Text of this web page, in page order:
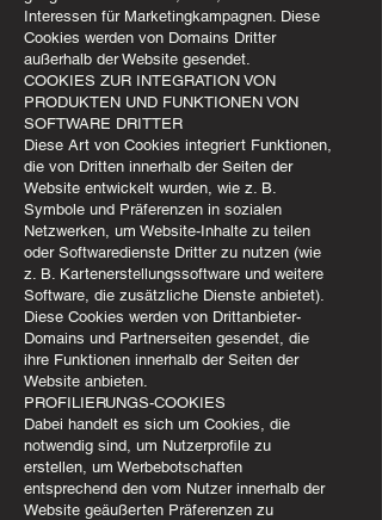
Interessen für Marketingkampagnen. Diese
Cookies werden von Domains Dritter
außerhalb der Website gesendet.
COOKIES ZUR INTEGRATION VON
PRODUKTEN UND FUNKTIONEN VON
SOFTWARE DRITTER
Diese Art von Cookies integriert Funktionen,
die von Dritten innerhalb der Seiten der
Website entwickelt wurden, wie z. B.
Symbole und Präferenzen in sozialen
Netzwerken, um Website-Inhalte zu teilen
oder Softwaredienste Dritter zu nutzen (wie
z. B. Kartenerstellungssoftware und weitere
Software, die zusätzliche Dienste anbietet).
Diese Cookies werden von Drittanbieter-
Domains und Partnerseiten gesendet, die
ihre Funktionen innerhalb der Seiten der
Website anbieten.
PROFILIERUNGS-COOKIES
Dabei handelt es sich um Cookies, die
notwendig sind, um Nutzerprofile zu
erstellen, um Werbebotschaften
entsprechend den vom Nutzer innerhalb der
Website geäußerten Präferenzen zu